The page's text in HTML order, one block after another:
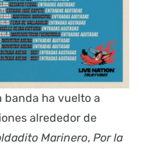
banda ha vuelto a
alrededor de
Marinero, Por la